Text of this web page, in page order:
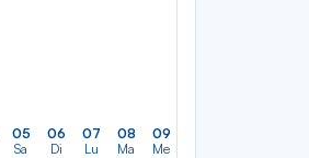
05
Sa
06
Di
07
Lu
08
Ma
09
Me